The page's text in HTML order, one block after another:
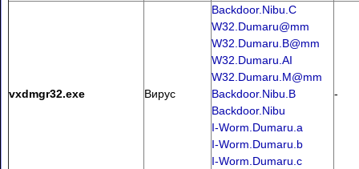
vxdmgr32.exe Вирус
Backdoor.Nibu.C
W32.Dumaru@mm
W32.Dumaru.B@mm
W32.Dumaru.AI
W32.Dumaru.M@mm
Backdoor.Nibu.B
Backdoor.Nibu
I-Worm.Dumaru.a
I-Worm.Dumaru.b
I-Worm.Dumaru.c
-